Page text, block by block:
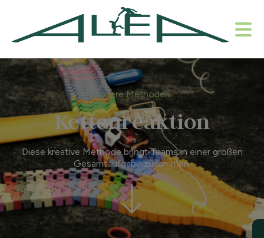
Unsere Methoden
Kettenreaktion
Diese kreative Methode bringt Teams in einer großen
Gesamtaufgabe zusammen.